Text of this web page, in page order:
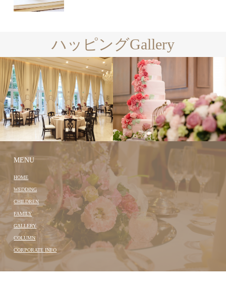
ハッピングGallery
MENU
HOME
WEDDING
CHILDREN
FAMILY
GALLERY
COLUMN
CORPORATE INFO